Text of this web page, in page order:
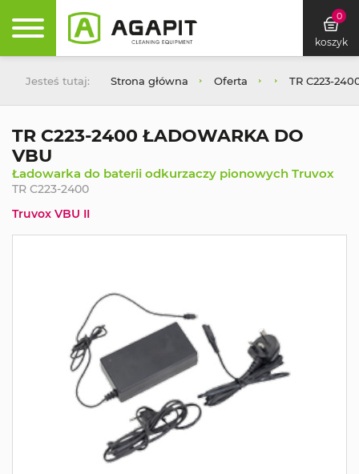
0
koszyk
Jesteś tutaj: Strona główna Oferta TR C223-
TR C223-2400 ŁADOWARKA DO
VBU
Ładowarka do baterii odkurzaczy pionowych Truvox
TR C223-2400
Truvox VBU II